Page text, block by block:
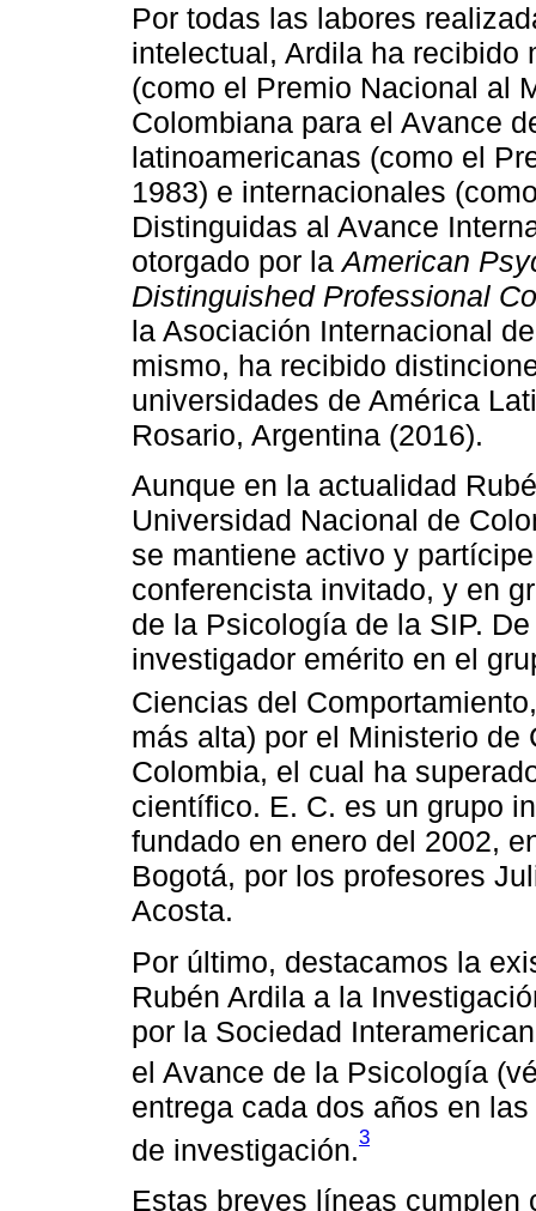
Por todas las labores
intelectual, Ardila ha
(como el Premio Nacional al
Colombiana para el Avance
latinoamericanas (como el
1983) e internacionales
Distinguidas al Avance
otorgado por laAmerican
Distinguished Professional
la Asociación Internacional
mismo, ha recibido
universidades de América
Rosario, Argentina (2016).
Aunque en la actualidad
Universidad Nacional de
se mantiene activo y
conferencista invitado, y en
de la Psicología de la SIP.
investigador emérito en el
Ciencias del Comportamiento,
más alta) por el Ministerio de
Colombia, el cual ha
científico. E. C. es un grupo
fundado en enero del 2002,
Bogotá, por los profesores
Acosta.
Por último, destacamos la
Rubén Ardila a la
por la Sociedad
el Avance de la Psicología
entrega cada dos años en
de investigación.3
Estas breves líneas cumplen